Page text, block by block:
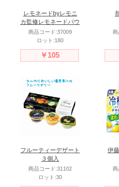
レモネードbyレモニ
カ監修レモネードパウ
ンドケーキ1個
商品コード:37009
ロット:180
￥105
商
フルーティーデザート
３個入
商品コード:31102
ロット:30
伊
商